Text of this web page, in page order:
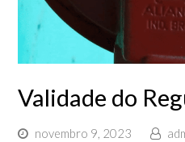
Validade do
novembro 9, 2023